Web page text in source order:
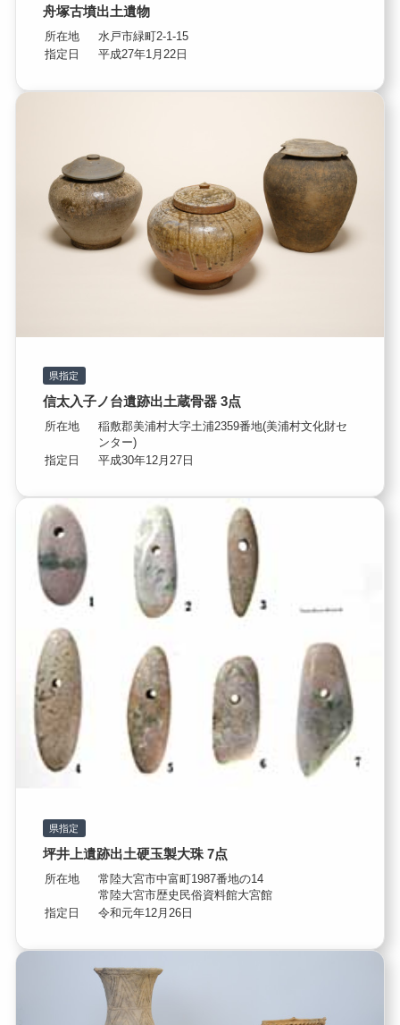
舟塚古墳出土遺物
所在地
水戸市緑町2-1-15
指定日
平成27年1月22日
県指定
信太入子ノ台遺跡出土蔵骨器 3点
所在地
稲敷郡美浦村大字土浦2359番地(美浦村文化財セ
ンター)
指定日
平成30年12月27日
県指定
坪井上遺跡出土硬玉製大珠 7点
所在地
常陸大宮市中富町1987番地の14
常陸大宮市歴史民俗資料館大宮館
指定日
令和元年12月26日